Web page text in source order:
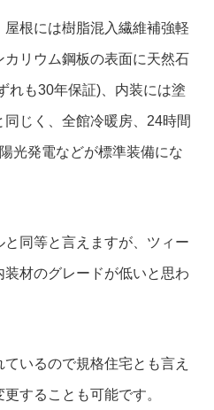
根には樹脂混入繊維補強軽
リウム鋼板の表面に天然石
れも30年保証)、内装には塗
じく、全館冷暖房、24時間
光発電などが標準装備にな
同等と言えますが、ツィー
材のグレードが低いと思わ
いるので規格住宅とも言え
することも可能です。